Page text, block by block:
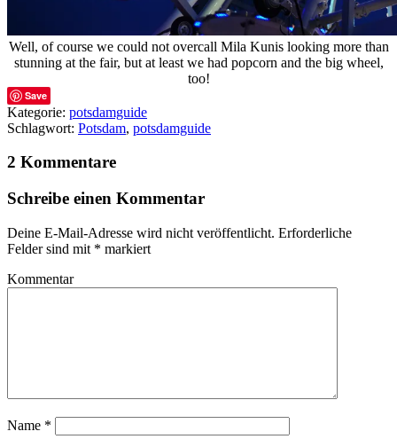
Well, of course we could not overcall Mila Kunis looking more than
stunning at the fair, but at least we had popcorn and the big wheel,
too!
Save
Kategorie: potsdamguide
Schlagwort: Potsdam, potsdamguide
2 Kommentare
Schreibe einen Kommentar
Deine E-Mail-Adresse wird nicht veröffentlicht. Erforderliche
Felder sind mit * markiert
Kommentar
Name *